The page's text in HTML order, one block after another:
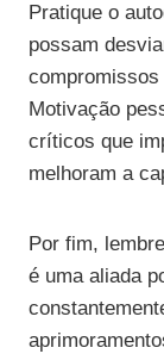
Pratique o
possam
Motivação
críticos que
melhoram a
Por fim,
é uma aliada